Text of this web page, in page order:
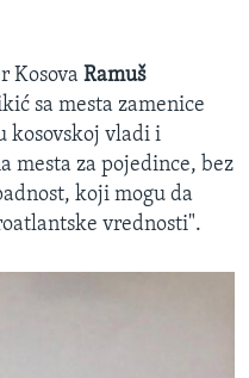
Kosova Ramuš
sa mesta zamenice
kosovskoj vladi i
mesta za pojedince, bez
koji mogu da
vrednosti".